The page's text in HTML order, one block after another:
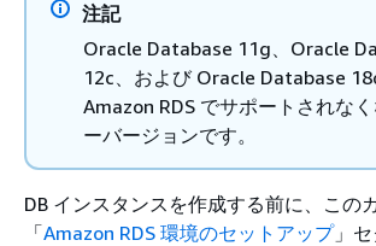
注記
Oracle Database 11g、Oracle
12c、および Oracle Database 18c
Amazon RDS でサポートされな
ーバージョンです。
DB インスタンスを作成する前に、この
「Amazon RDS 環境のセットアップ」